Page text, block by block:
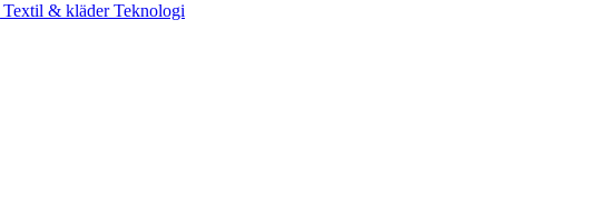
Textil & kläderTeknologi